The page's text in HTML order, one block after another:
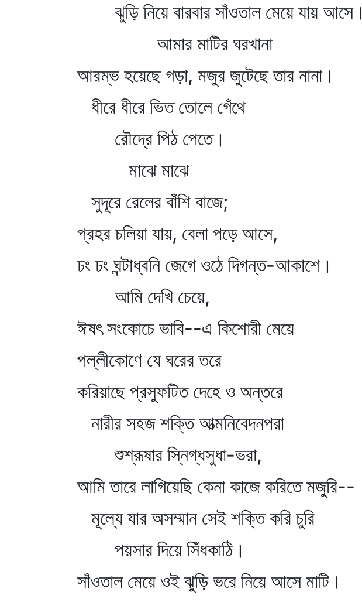
ঝুড়ি নিয়ে বারবার সাঁওতাল মেয়ে যায় আসে।
আমার মাটির ঘরখানা
আরম্ভ হয়েছে গড়া, মজুর জুটেছে তার নানা।
ধীরে ধীরে ভিত তোলে গেঁথে
রৌদ্রে পিঠ পেতে।
মাঝে মাঝে
সুদূরে রেলের বাঁশি বাজে;
প্রহর চলিয়া যায়, বেলা পড়ে আসে,
ঢং ঢং ঘন্টাধ্বনি জেগে ওঠে দিগন্ত-আকাশে।
আমি দেখি চেয়ে,
ঈষৎ সংকোচে ভাবি--এ কিশোরী মেয়ে
পল্লীকোণে যে ঘরের তরে
করিয়াছে প্রস্ফুটিত দেহে ও অন্তরে
নারীর সহজ শক্তি আত্মনিবেদনপরা
শুশ্রূষার স্নিগ্ধসুধা-ভরা,
আমি তারে লাগিয়েছি কেনা কাজে করিতে মজুরি--
মূল্যে যার অসম্মান সেই শক্তি করি চুরি
পয়সার দিয়ে সিঁধকাঠি।
সাঁওতাল মেয়ে ওই ঝুড়ি ভরে নিয়ে আসে মাটি।